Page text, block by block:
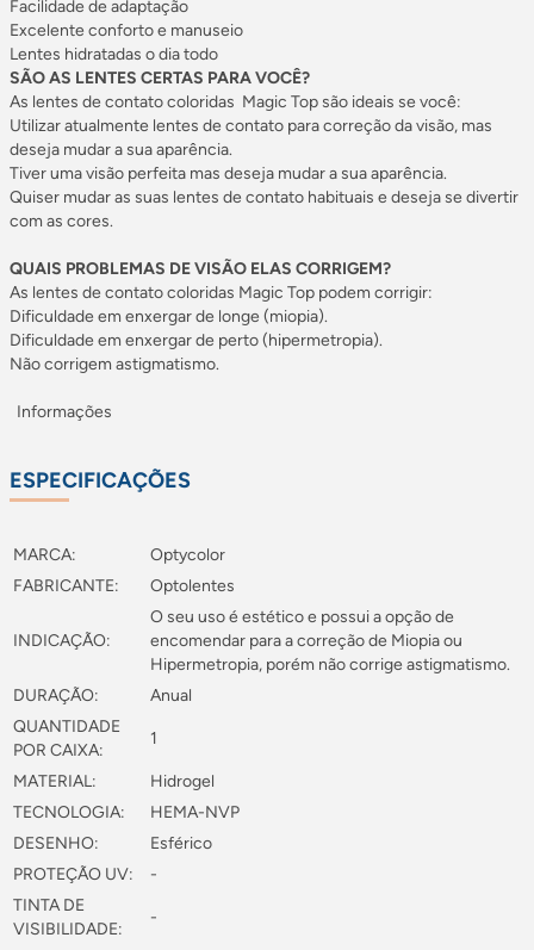
Facilidade de adaptação
Excelente conforto e manuseio
Lentes hidratadas o dia todo
SÃO AS LENTES CERTAS PARA VOCÊ?
As lentes de contato coloridas Magic Top são ideais se você:
Utilizar atualmente lentes de contato para correção da visão, mas
deseja mudar a sua aparência.
Tiver uma visão perfeita mas deseja mudar a sua aparência.
Quiser mudar as suas lentes de contato habituais e deseja se divertir
com as cores.
QUAIS PROBLEMAS DE VISÃO ELAS CORRIGEM?
As lentes de contato coloridas Magic Top podem corrigir:
Dificuldade em enxergar de longe (miopia).
Dificuldade em enxergar de perto (hipermetropia).
Não corrigem astigmatismo.
Informações
ESPECIFICAÇÕES
MARCA:
Optycolor
FABRICANTE:
Optolentes
INDICAÇÃO:
O seu uso é estético e possui a opção de
encomendar para a correção de Miopia ou
Hipermetropia, porém não corrige astigmatismo.
DURAÇÃO:
Anual
QUANTIDADE
POR CAIXA:
1
MATERIAL:
Hidrogel
TECNOLOGIA:
HEMA-NVP
DESENHO:
Esférico
PROTEÇÃO UV:
-
TINTA DE
VISIBILIDADE:
-